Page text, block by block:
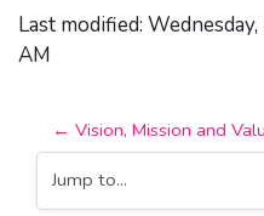
Last modified:
AM
← Vision, Mission and
Jump to...